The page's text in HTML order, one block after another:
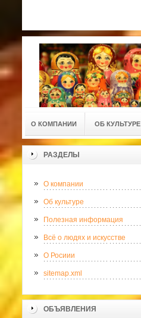
О КОМПАНИИ ОБ КУЛЬТУРЕ
РАЗДЕЛЫ
О компании
Об культуре
Полезная информация
Всё о людях и искусстве
О Росиии
sitemap.xml
ОБЪЯВЛЕНИЯ